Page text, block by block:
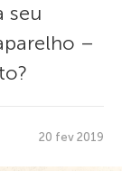
seu
–
20 fev 2019